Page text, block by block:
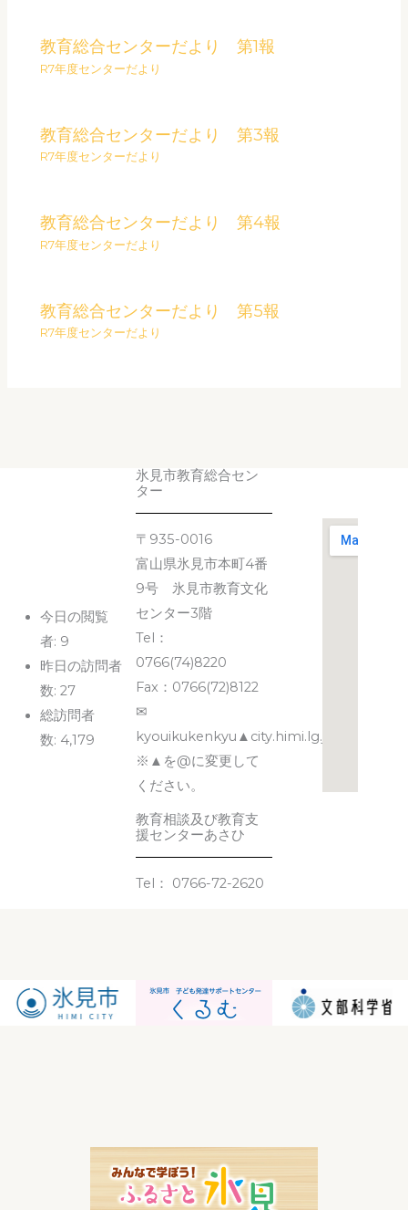
教育総合センターだより 第1報
R7年度センターだより
教育総合センターだより 第3報
R7年度センターだより
教育総合センターだより 第4報
R7年度センターだより
教育総合センターだより 第5報
R7年度センターだより
今日の閲覧
者: 9
昨日の訪問者
数: 27
総訪問者
数: 4,179
氷見市教育総合セン
ター
〒935-0016
富山県氷見市本町4番
9号 氷見市教育文化
センター3階
Tel：
0766(74)8220
Fax：0766(72)8122
✉
kyouikukenkyu▲city.himi.lg.jp
※▲を@に変更して
ください。
教育相談及び教育支
援センターあさひ
Tel： 0766-72-2620